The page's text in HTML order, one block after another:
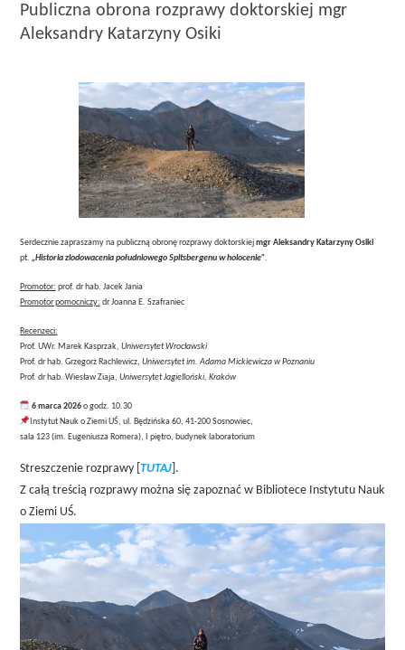
Publiczna obrona rozprawy doktorskiej mgr
Aleksandry Katarzyny Osiki
Serdecznie zapraszamy na publiczną obronę rozprawy doktorskiejmgr Aleksandry Katarzyny Osiki
pt. „Historia zlodowacenia południowego Spitsbergenu w holocenie”.
Promotor: prof. dr hab. Jacek Jania
Promotor pomocniczy: dr Joanna E. Szafraniec
Recenzeci:
Prof. UWr. Marek Kasprzak, Uniwersytet Wrocławski
Prof. dr hab. Grzegorz Rachlewicz, Uniwersytet im. Adama Mickiewicza w Poznaniu
Prof. dr hab. Wiesław Ziaja, Uniwersytet Jagielloński, Kraków
6 marca 2026o godz. 10.30
Instytut Nauk o Ziemi UŚ, ul. Będzińska 60, 41-200 Sosnowiec,
sala 123 (im. Eugeniusza Romera), I piętro, budynek laboratorium
Streszczenie rozprawy [ TUTAJ].
Z całą treścią rozprawy można się zapoznać w Bibliotece Instytutu Nauk
o Ziemi UŚ.